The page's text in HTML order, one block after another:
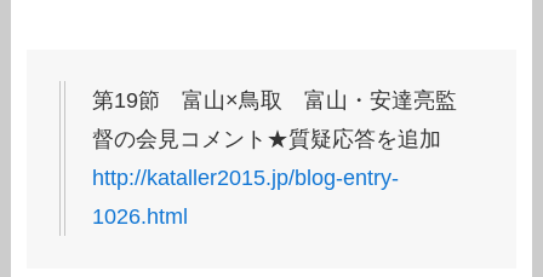
第19節 富山×鳥取 富山・安達亮監
督の会見コメント★質疑応答を追加
http://kataller2015.jp/blog-entry-
1026.html